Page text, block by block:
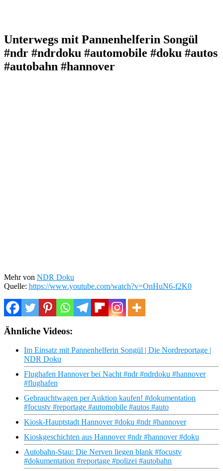
Unterwegs mit Pannenhelferin Songül
#ndr #ndrdoku #automobile #doku #autos
#autobahn #hannover
Mehr von NDR Doku
Quelle: https://www.youtube.com/watch?v=OnHuN6-f2K0
Ähnliche Videos:
Im Einsatz mit Pannenhelferin Songül | Die Nordreportage |
NDR Doku
Flughafen Hannover bei Nacht #ndr #ndrdoku #hannover
#flughafen
Gebrauchtwagen per Auktion kaufen! #dokumentation
#focustv #reportage #automobile #autos #auto
Kiosk-Hauptstadt Hannover #doku #ndr #hannover
Kioskgeschichten aus Hannover #ndr #hannover #doku
Autobahn-Stau: Die Nerven liegen blank #focustv
#dokumentation #reportage #polizei #autobahn